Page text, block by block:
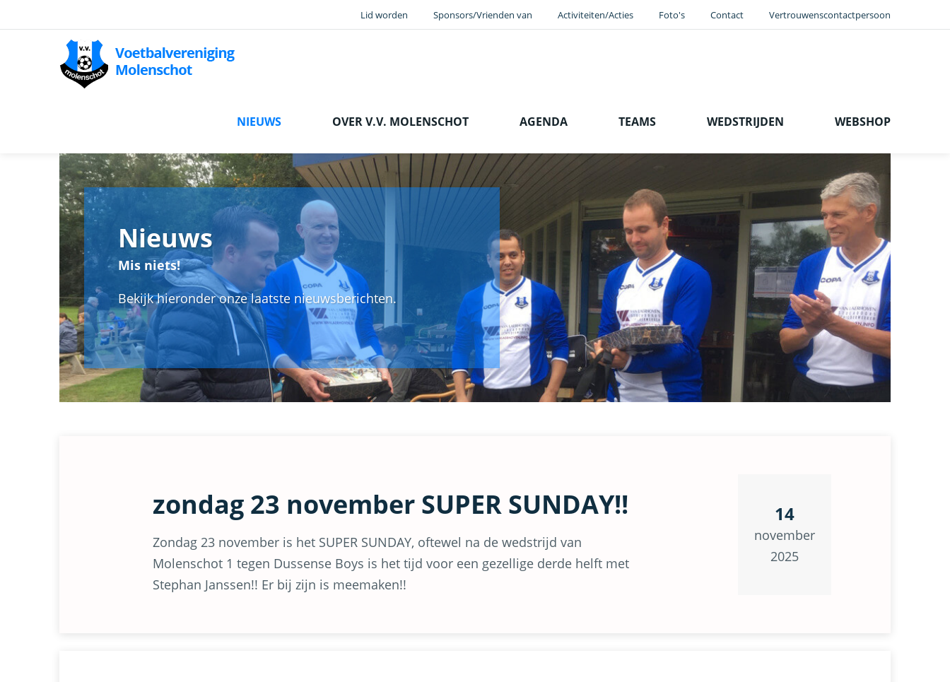
Lid worden Sponsors/Vrienden van Activiteiten/Acties Foto's Contact Vertrouwenscontactpersoon
NIEUWS OVER V.V. MOLENSCHOT AGENDA TEAMS WEDSTRIJDEN WEBSHOP
Nieuws
Mis niets!
Bekijk hieronder onze laatste nieuwsberichten.
14
november
2025
zondag 23 november SUPER SUNDAY!!
Zondag 23 november is het SUPER SUNDAY, oftewel na de wedstrijd van
Molenschot 1 tegen Dussense Boys is het tijd voor een gezellige derde helft met
Stephan Janssen!! Er bij zijn is meemaken!!